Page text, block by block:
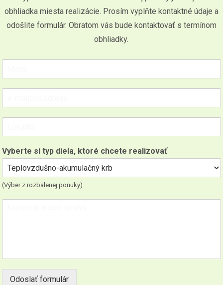
obhliadka miesta realizácie. Prosím vyplňte kontaktné údaje a
odošlite formulár. Obratom vás bude kontaktovať s termínom
obhliadky.
Vyberte si typ diela, ktoré chcete realizovať
(Výber z rozbalenej ponuky)
Odoslať formulár